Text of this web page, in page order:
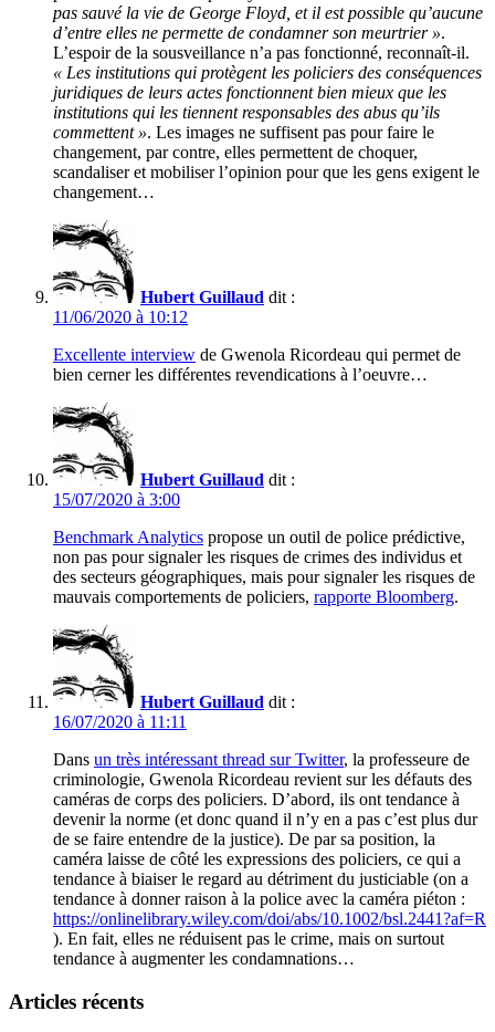
pas sauvé la vie de George Floyd, et il est possible qu’aucune
d’entre elles ne permette de condamner son meurtrier ».
L’espoir de la sousveillance n’a pas fonctionné, reconnaît-il.
« Les institutions qui protègent les policiers des conséquences
juridiques de leurs actes fonctionnent bien mieux que les
institutions qui les tiennent responsables des abus qu’ils
commettent ». Les images ne suffisent pas pour faire le
changement, par contre, elles permettent de choquer,
scandaliser et mobiliser l’opinion pour que les gens exigent le
changement…
Hubert Guillaud dit :
11/06/2020 à 10:12
Excellente interview de Gwenola Ricordeau qui permet de
bien cerner les différentes revendications à l’oeuvre…
Hubert Guillaud dit :
15/07/2020 à 3:00
Benchmark Analytics propose un outil de police prédictive,
non pas pour signaler les risques de crimes des individus et
des secteurs géographiques, mais pour signaler les risques de
mauvais comportements de policiers, rapporte Bloomberg.
Hubert Guillaud dit :
16/07/2020 à 11:11
Dans un très intéressant thread sur Twitter, la professeure de
criminologie, Gwenola Ricordeau revient sur les défauts des
caméras de corps des policiers. D’abord, ils ont tendance à
devenir la norme (et donc quand il n’y en a pas c’est plus dur
de se faire entendre de la justice). De par sa position, la
caméra laisse de côté les expressions des policiers, ce qui a
tendance à biaiser le regard au détriment du justiciable (on a
tendance à donner raison à la police avec la caméra piéton :
https://onlinelibrary.wiley.com/doi/abs/10.1002/bsl.2441?af=R
). En fait, elles ne réduisent pas le crime, mais on surtout
tendance à augmenter les condamnations…
Articles récents